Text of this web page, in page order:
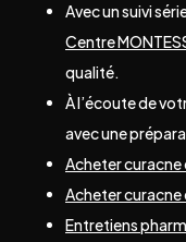
Avec un suivi
Centre
qualité.
À l’écoute de
avec une
Acheter curacne
Acheter curacne
Entretiens